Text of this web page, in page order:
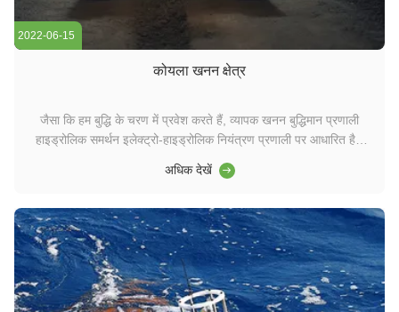
2022-06-15
कोयला खनन क्षेत्र
जैसा कि हम बुद्धि के चरण में प्रवेश करते हैं, व्यापक खनन बुद्धिमान प्रणाली
हाइड्रोलिक समर्थन इलेक्ट्रो-हाइड्रोलिक नियंत्रण प्रणाली पर आधारित है।
प्राप्त करता है और मानव रहित कोयले की खनन का एहसास करता है।
अधिक देखें